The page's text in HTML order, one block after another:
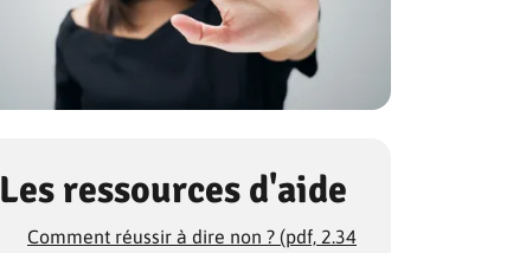
Les ressources d'aide
Comment réussir à dire non ? (pdf, 2.34